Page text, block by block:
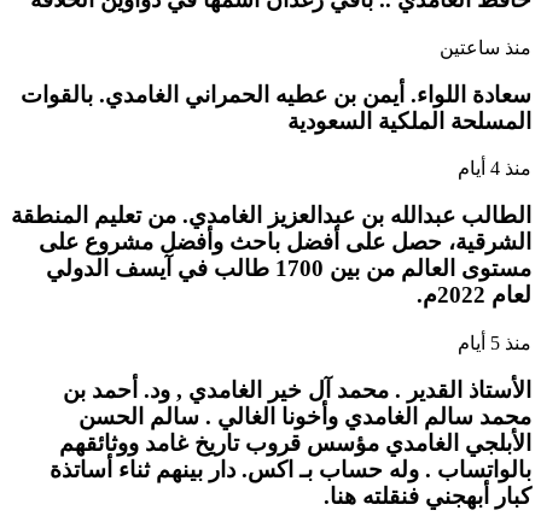
منذ ساعتين
سعادة اللواء. أيمن بن عطيه الحمراني الغامدي. بالقوات
المسلحة الملكية السعودية
منذ 4 أيام
الطالب عبدالله بن عبدالعزيز الغامدي. من تعليم المنطقة
الشرقية، حصل على أفضل باحث وأفضل مشروع على
مستوى العالم من بين 1700 طالب في آيسف الدولي
لعام 2022م.
منذ 5 أيام
الأستاذ القدير . محمد آل خير الغامدي , ود. أحمد بن
محمد سالم الغامدي وأخونا الغالي . سالم الحسن
الأبلجي الغامدي مؤسس قروب تاريخ غامد ووثائقهم
بالواتساب . وله حساب بـ اكس. دار بينهم ثناء أساتذة
كبار أبهجني فنقلته هنا.